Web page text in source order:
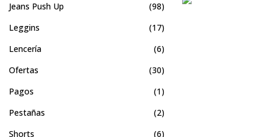
Jeans Push Up
(98)
Leggins
(17)
Lencería
(6)
Ofertas
(30)
Pagos
(1)
Pestañas
(2)
Shorts
(6)